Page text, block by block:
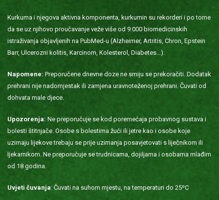
Kurkuma i njegova aktivna komponenta, kurkumin su rekorderi i po tome
da se uz njihovo proučavanje veže više od 9.000 biomedicinskih
istraživanja objavljenih na PubMed-u (Alzheimer, Artritis, Chron, Epstein
Barr, Ulcerozni kolitis, Karcinom, Kolesterol, Diabetes…).
Napomene: Preporučene dnevne doze ne smiju se prekoračiti. Dodatak
prehrani nije nadomjestak ili zamjena uravnoteženoj prehrani. Čuvati od
dohvata male djece.
Upozorenja: Ne preporučuje se kod poremećaja probavnog sustava i
bolesti štitnjače. Osobe s bolestima žući ili jetre kao i osobe koje
uzimaju lijekove trebaju se prije uzimanja posavjetovati s liječnikom ili
ljekarnikom. Ne preporučuje se trudnicama, dojiljama i osobama mlađim
od 18 godina.
Uvjeti čuvanja: Čuvati na suhom mjestu, na temperaturi do 25⁰C